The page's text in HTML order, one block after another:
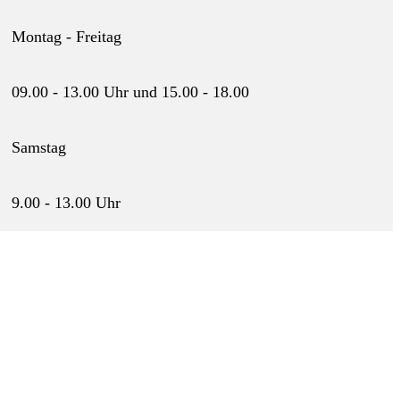
Montag - Freitag
09.00 - 13.00 Uhr und 15.00 - 18.00
Samstag
9.00 - 13.00 Uhr